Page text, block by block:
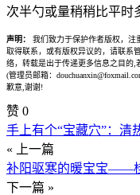
次半勺或量稍稍比平时
声明：
我们致力于保护作者版权，注
取得联系，或有版权异议的，请联系
络，转载是出于传递更多信息之目的,
(管理员邮箱：
歉意,谢谢!
赞 0
手上有个“宝藏穴”：清
« 上一篇
补阳驱寒的暖宝宝——
下一篇 »